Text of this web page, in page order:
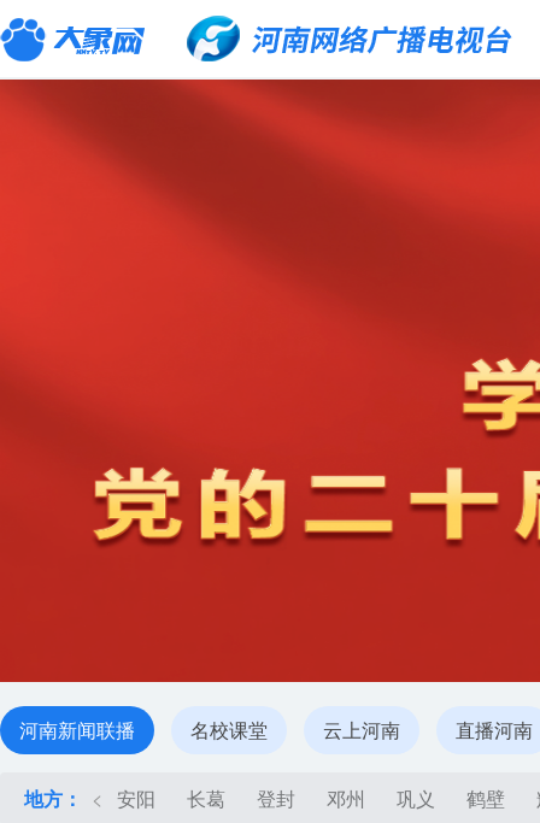
河南新闻联播 名校课堂 云上河南 直播河南
地方： < 安阳 长葛 登封 邓州 巩义 鹤壁